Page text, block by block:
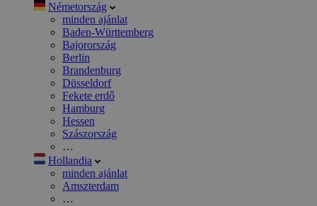
Németország
minden ajánlat
Baden-Württemberg
Bajorország
Berlin
Brandenburg
Düsseldorf
Fekete erdő
Hamburg
Hessen
Szászország
…
Hollandia
minden ajánlat
Amszterdam
…